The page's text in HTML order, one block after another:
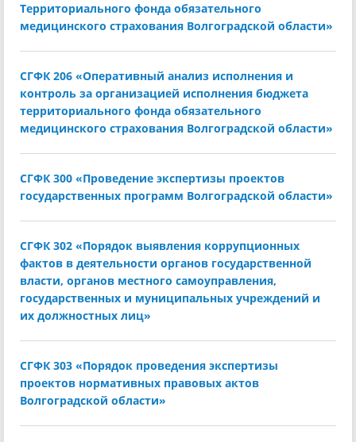
Территориального фонда обязательного
медицинского страхования Волгоградской области»
СГФК 206 «Оперативный анализ исполнения и
контроль за организацией исполнения бюджета
территориального фонда обязательного
медицинского страхования Волгоградской области»
СГФК 300 «Проведение экспертизы проектов
государственных программ Волгоградской области»
СГФК 302 «Порядок выявления коррупционных
фактов в деятельности органов государственной
власти, органов местного самоуправления,
государственных и муниципальных учреждений и
их должностных лиц»
СГФК 303 «Порядок проведения экспертизы
проектов нормативных правовых актов
Волгоградской области»